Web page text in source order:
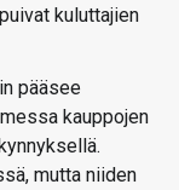
kuluttajien
pääsee
kauppojen
mutta niiden